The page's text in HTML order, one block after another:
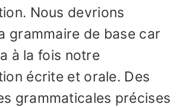
Nous devrions
grammaire de base car
à la fois notre
écrite et orale. Des
grammaticales précises